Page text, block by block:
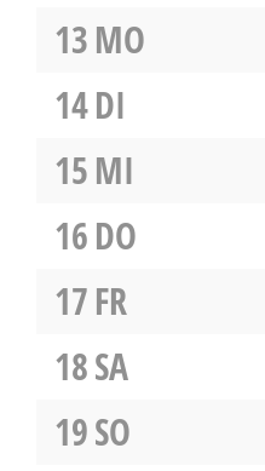
13MO
14DI
15MI
16DO
17FR
18SA
19SO